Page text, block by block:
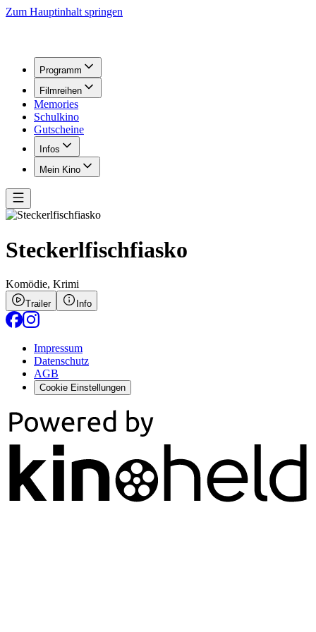
Zum Hauptinhalt springen
Programm
Filmreihen
Memories
Schulkino
Gutscheine
Infos
Mein Kino
Steckerlfischfiasko
Komödie, Krimi
Trailer Info
Impressum
Datenschutz
AGB
Cookie Einstellungen